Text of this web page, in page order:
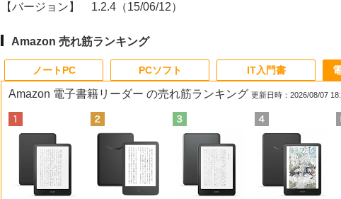
【バージョン】
1.2.4（15/06/12）
Amazon 売れ筋ランキング
ノートPC PCソフト IT入門書
Amazon 電子書籍リーダー の売れ筋ランキング 更新日時：2026/08/07